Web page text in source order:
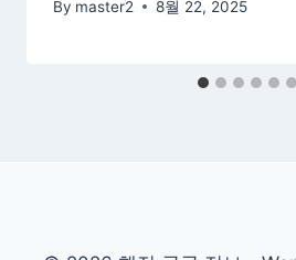
By master2 8월 22, 2025